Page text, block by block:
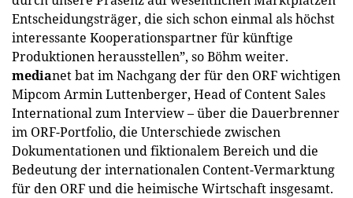
Entscheidungsträger, die sich schon einmal als höchst
interessante Kooperationspartner für künftige
Produktionen herausstellen”, so Böhm weiter.
medianet bat im Nachgang der für den ORF wichtigen
Mipcom Armin Luttenberger, Head of Content Sales
International zum Interview – über die Dauerbrenner
im ORF-Portfolio, die Unterschiede zwischen
Dokumentationen und fiktionalem Bereich und die
Bedeutung der internationalen Content-Vermarktung
für den ORF und die heimische Wirtschaft insgesamt.